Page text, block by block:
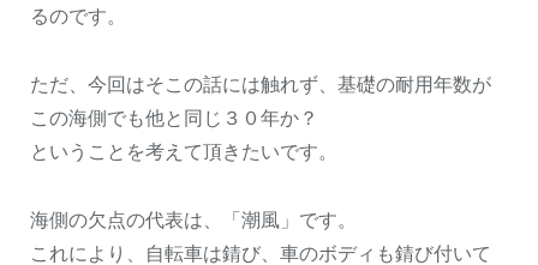
るのです。
ただ、今回はそこの話には触れず、基礎の耐用年数が
この海側でも他と同じ３０年か？
ということを考えて頂きたいです。
海側の欠点の代表は、「潮風」です。
これにより、自転車は錆び、車のボディも錆び付いて